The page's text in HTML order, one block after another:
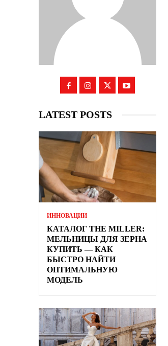
LATEST POSTS
ИННОВАЦИИ
КАТАЛОГ THE MILLER:
МЕЛЬНИЦЫ ДЛЯ ЗЕРНА
КУПИТЬ — КАК
БЫСТРО НАЙТИ
ОПТИМАЛЬНУЮ
МОДЕЛЬ